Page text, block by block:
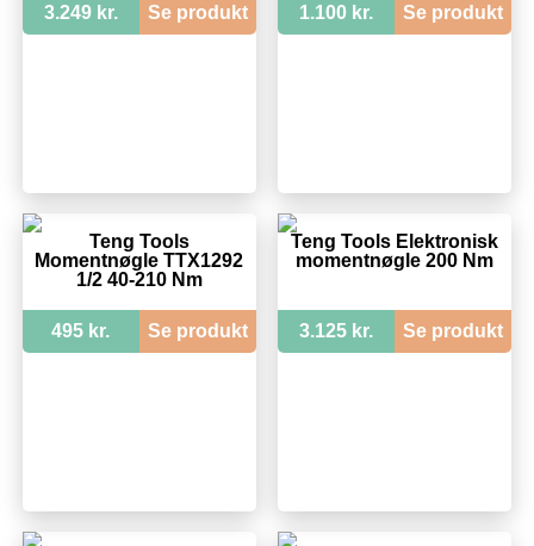
3.249 kr. Se produkt 1.100 kr. Se produkt
Teng Tools
Momentnøgle TTX1292
1/2 40-210 Nm
495 kr. Se produkt
Teng Tools Elektronisk
momentnøgle 200 Nm
3.125 kr. Se produkt